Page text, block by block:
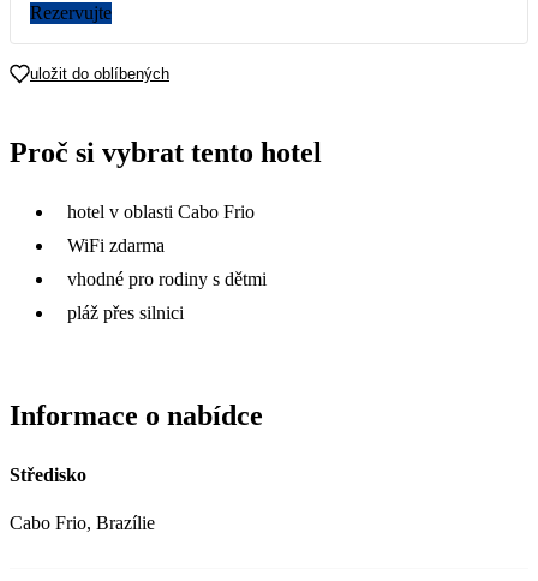
17
56 849
18
60 899
19 20 21 22 23
Rezervujte
uložit do oblíbených
Proč si vybrat tento hotel
hotel v oblasti Cabo Frio
WiFi zdarma
vhodné pro rodiny s dětmi
pláž přes silnici
Informace o nabídce
Středisko
Cabo Frio, Brazílie